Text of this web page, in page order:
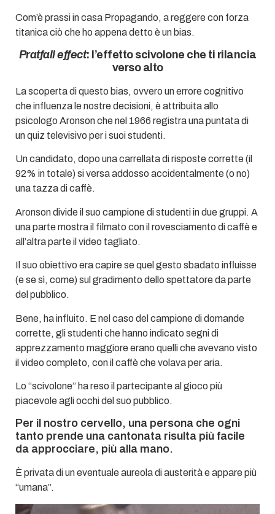
Com’è prassi in casa Propagando, a reggere con forza
titanica ciò che ho appena detto è un bias.
Pratfall effect: l’effetto scivolone che ti rilancia
verso alto
La scoperta di questo bias, ovvero un errore cognitivo
che influenza le nostre decisioni, è attribuita allo
psicologo Aronson che nel 1966 registra una puntata di
un quiz televisivo per i suoi studenti.
Un candidato, dopo una carrellata di risposte corrette (il
92% in totale) si versa addosso accidentalmente (o no)
una tazza di caffè.
Aronson divide il suo campione di studenti in due gruppi. A
una parte mostra il filmato con il rovesciamento di caffè e
all’altra parte il video tagliato.
Il suo obiettivo era capire se quel gesto sbadato influisse
(e se sì, come) sul gradimento dello spettatore da parte
del pubblico.
Bene, ha influito. E nel caso del campione di domande
corrette, gli studenti che hanno indicato segni di
apprezzamento maggiore erano quelli che avevano visto
il video completo, con il caffè che volava per aria.
Lo “scivolone” ha reso il partecipante al gioco più
piacevole agli occhi del suo pubblico.
Per il nostro cervello, una persona che ogni
tanto prende una cantonata risulta più facile
da approcciare, più alla mano.
È privata di un eventuale aureola di austerità e appare più
“umana”.